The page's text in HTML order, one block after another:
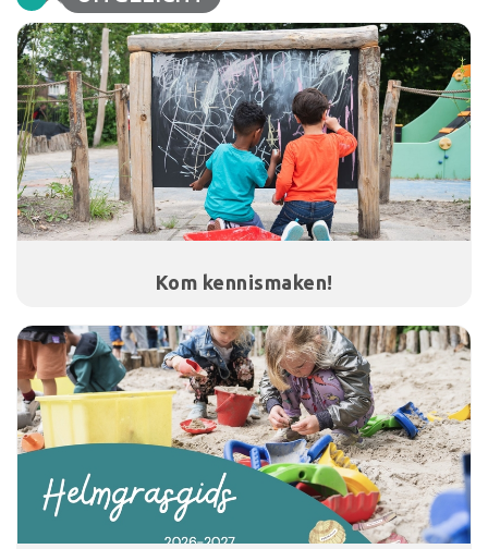
Kom kennismaken!